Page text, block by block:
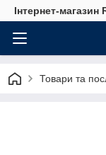
Інтернет-
Товари та